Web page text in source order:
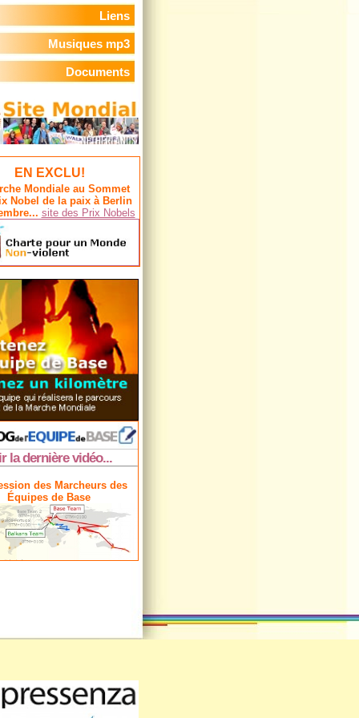
Liens
Musiques mp3
Documents
EN EXCLU!
Mondiale au Sommet
Nobel de la paix à Berlin
site des Prix Nobels
la dernière vidéo...
des Marcheurs des
Équipes de Base